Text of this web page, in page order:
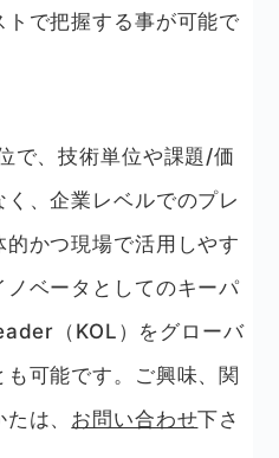
で把握する事が可能で
で、技術単位や課題/価
、企業レベルでのプレ
かつ現場で活用しやす
ベータとしてのキーパ
（KOL）をグローバ
可能です。ご興味、関
は、 お問い合わせ下さ